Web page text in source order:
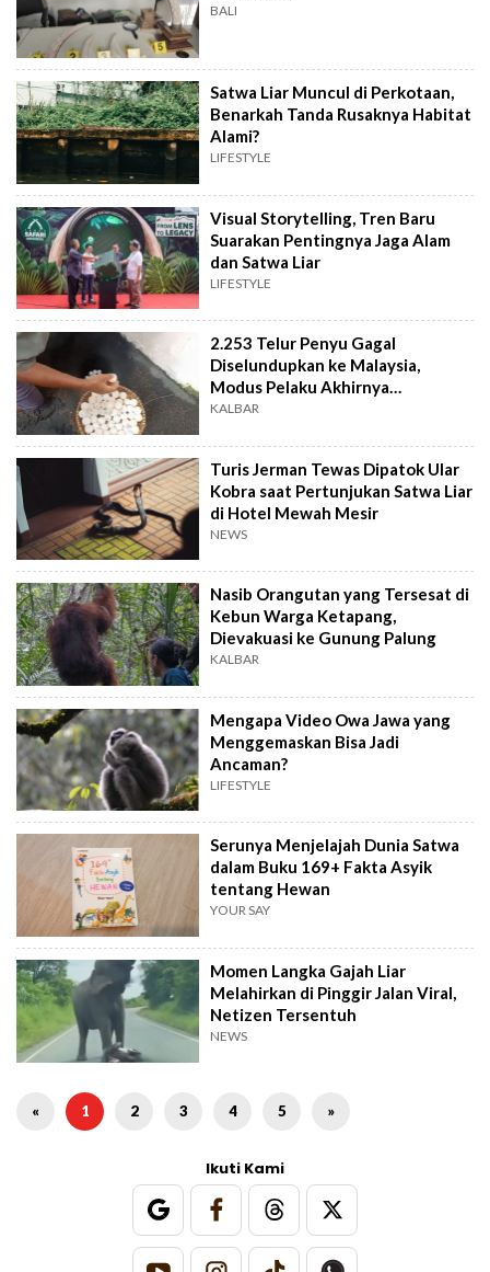
BALI
Satwa Liar Muncul di Perkotaan,
Benarkah Tanda Rusaknya Habitat
Alami?
LIFESTYLE
Visual Storytelling, Tren Baru
Suarakan Pentingnya Jaga Alam
dan Satwa Liar
LIFESTYLE
2.253 Telur Penyu Gagal
Diselundupkan ke Malaysia,
Modus Pelaku Akhirnya
Terbongkar
KALBAR
Turis Jerman Tewas Dipatok Ular
Kobra saat Pertunjukan Satwa Liar
di Hotel Mewah Mesir
NEWS
Nasib Orangutan yang Tersesat di
Kebun Warga Ketapang,
Dievakuasi ke Gunung Palung
KALBAR
Mengapa Video Owa Jawa yang
Menggemaskan Bisa Jadi
Ancaman?
LIFESTYLE
Serunya Menjelajah Dunia Satwa
dalam Buku 169+ Fakta Asyik
tentang Hewan
YOUR SAY
Momen Langka Gajah Liar
Melahirkan di Pinggir Jalan Viral,
Netizen Tersentuh
NEWS
« 1 2 3 4 5 »
Ikuti Kami